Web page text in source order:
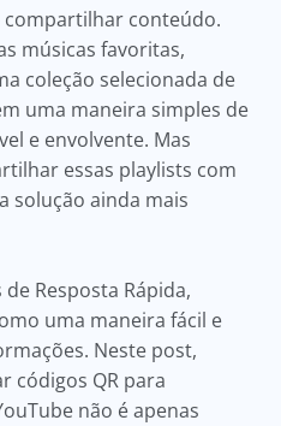
compartilhar conteúdo.
músicas favoritas,
coleção selecionada de
uma maneira simples de
e envolvente. Mas
essas playlists com
solução ainda mais
Resposta Rápida,
uma maneira fácil e
Neste post,
códigos QR para
não é apenas